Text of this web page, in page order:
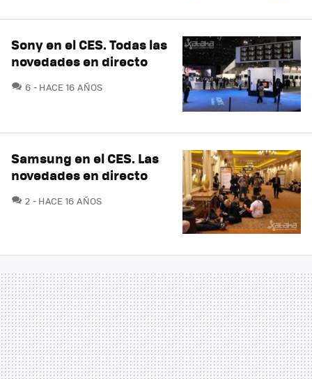
Sony en el CES. Todas las
novedades en directo
6 COMENTARIOS
HACE 16 AÑOS
Samsung en el CES. Las
novedades en directo
2 COMENTARIOS
HACE 16 AÑOS